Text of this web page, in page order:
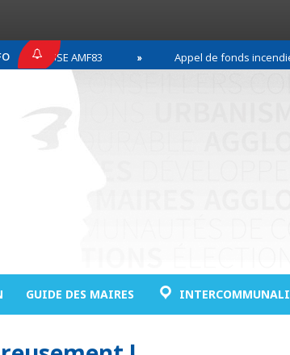
PRESSE AMF83 Appel de fonds incendies
GUIDE DES MAIRES